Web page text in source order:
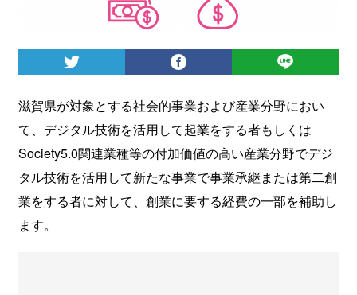
ログイン
滋賀県が対象とする社会的事業および産業分野におい
て、デジタル技術を活用して起業をする者もしくは
Society5.0関連業種等の付加価値の高い産業分野でデジ
タル技術を活用して新たな事業で事業承継または第二創
業をする者に対して、創業に要する経費の一部を補助し
ます。